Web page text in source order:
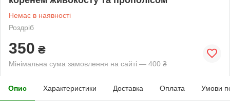
Немає в наявності
Роздріб
350 ₴
Мінімальна сума замовлення на сайті — 400 ₴
Опис Характеристики Доставка Оплата Умови